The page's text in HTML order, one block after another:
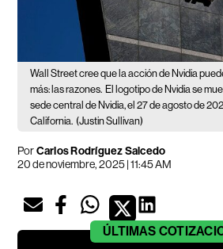
Wall Street cree que la acción de Nvidia
más: las razones. El logotipo de Nvidia se
sede central de Nvidia, el 27 de agosto de
California. (Justin Sullivan)
PorCarlos Rodríguez Salcedo
20 de noviembre, 2025 | 11:45 AM
ÚLTIMAS